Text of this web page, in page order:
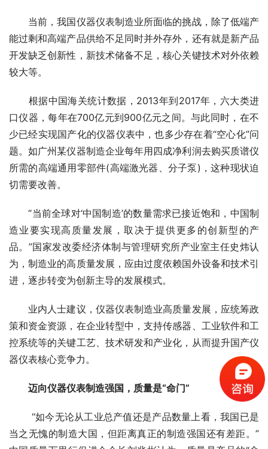
当前，我国仪器仪表制造业所面临的挑战，除了低端产
能过剩和高端产品供给不足同时并外存外，还有就是新产品
开发缺乏创新性，新技术储备不足，核心关键技术对外依赖
较大等。
根据中国海关统计数据，2013年到2017年，六大类进
口仪器，每年在700亿元到900亿元之间。与此同时，在不
少已经实现国产化的仪器仪表中，也多少存在着“空心化”问
题。如广州某仪器制造企业每年用四成净利润去购买质谱仪
所需的高端通用零部件(高端激光器、分子泵)，这种现状迫
切需要改善。
“当前全球对‘中国制造’的数量需求已接近饱和，中国制
造业要实现高质量发展，取决于提供更多的创新型的产
品。”国家发改委经济体制与管理研究所产业室主任史炜认
为，制造业的高质量发展，应由过度依赖国外设备和技术引
进，逐步转变为创新主导的发展模式。
业内人士建议，仪器仪表制造业高质量发展，应统筹政
策和资金资源，在企业转型中，支持传感器、工业软件和工
控系统等的关键工艺、技术研发和产业化，从而提升国产仪
器仪表核心竞争力。
迈向仪器仪表制造强国，质量是“命门”
“如今无论从工业总产值还是产品数量上看，我国已是
当之无愧的制造大国，但距离真正的制造强国还有差距。”